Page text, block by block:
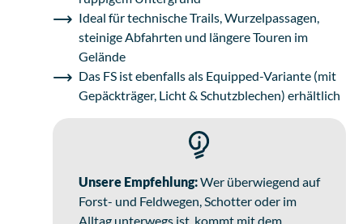
Ideal für technische Trails, Wurzelpassagen,
steinige Abfahrten und längere Touren im
Gelände
Das FS ist ebenfalls als Equipped-Variante (mit
Gepäckträger, Licht & Schutzblechen) erhältlich
Unsere Empfehlung:Wer überwiegend auf
Forst- und Feldwegen, Schotter oder im
Alltag unterwegs ist, kommt mit dem